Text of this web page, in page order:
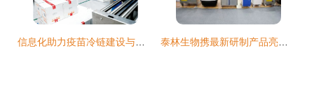
信息化助力疫苗冷链建设与生物制品研制的现状与前景 泰林生物携最新研制产品亮相武汉药机展，生物制品研发迈入新阶段